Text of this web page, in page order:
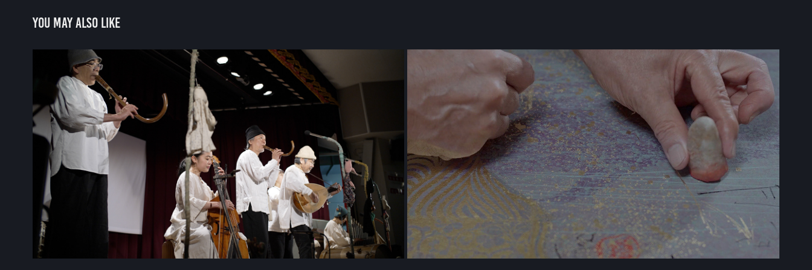
You may also like
ロバの音楽座 | コンサート＆ワークショップ | 千代
田こどもの芸術祭 Vol.1
2022
Galerie Taménaga Filmed and edited by Renki Yamasaki
2020